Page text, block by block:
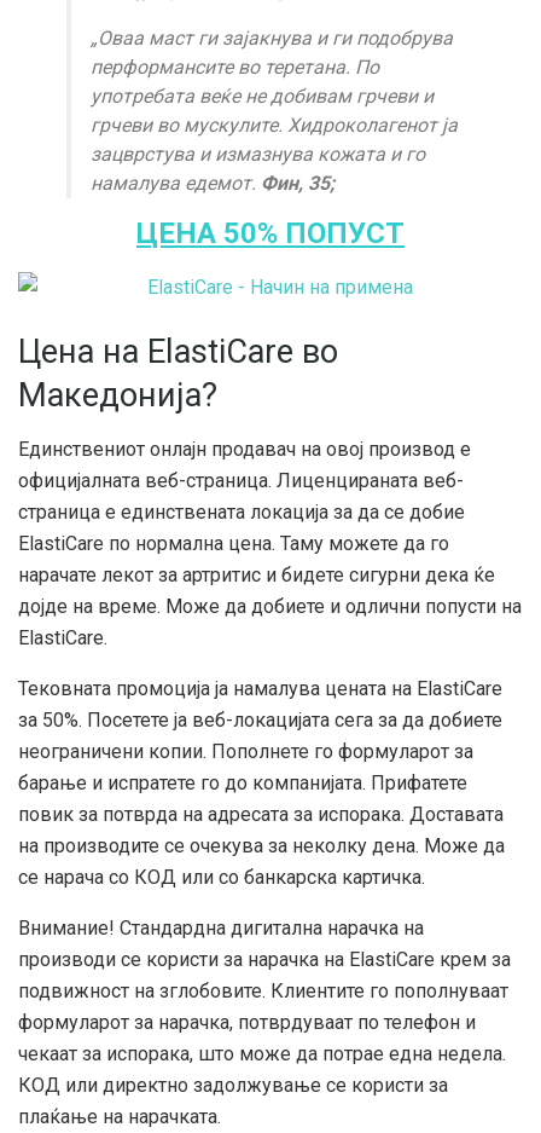
„Оваа маст ги зајакнува и ги подобрува
перформансите во теретана. По
употребата веќе не добивам грчеви и
грчеви во мускулите. Хидроколагенот ја
зацврстува и измазнува кожата и го
намалува едемот. Фин, 35;
ЦЕНА 50% ПОПУСТ
Цена на ElastiCare во
Македонија?
Единствениот онлајн продавач на овој производ е
официјалната веб-страница. Лиценцираната веб-
страница е единствената локација за да се добие
ElastiCare по нормална цена. Таму можете да го
нарачате лекот за артритис и бидете сигурни дека ќе
дојде на време. Може да добиете и одлични попусти на
ElastiCare.
Тековната промоција ја намалува цената на ElastiCare
за 50%. Посетете ја веб-локацијата сега за да добиете
неограничени копии. Пополнете го формуларот за
барање и испратете го до компанијата. Прифатете
повик за потврда на адресата за испорака. Доставата
на производите се очекува за неколку дена. Може да
се нарача со КОД или со банкарска картичка.
Внимание! Стандардна дигитална нарачка на
производи се користи за нарачка на ElastiCare крем за
подвижност на зглобовите. Клиентите го пополнуваат
формуларот за нарачка, потврдуваат по телефон и
чекаат за испорака, што може да потрае една недела.
КОД или директно задолжување се користи за
плаќање на нарачката.